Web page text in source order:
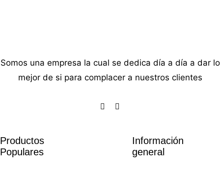
Somos una empresa la cual se dedica día a día a dar lo
mejor de si para complacer a nuestros clientes
Productos
Populares
Información
general